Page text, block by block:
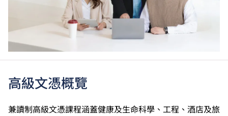
高級文憑概覽
兼讀制高級文憑課程涵蓋健康及生命科學、工程、酒店及旅